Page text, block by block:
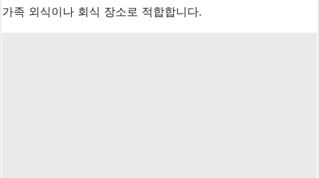
가족 외식이나 회식 장소로 적합합니다.